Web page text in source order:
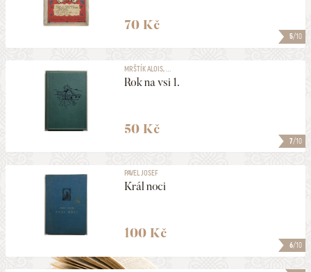
5/10
70 Kč
7/10
MRŠTÍK ALOIS, ...
Rok na vsi 1.
50 Kč
6/10
PAVEL JOSEF
Král noci
100 Kč